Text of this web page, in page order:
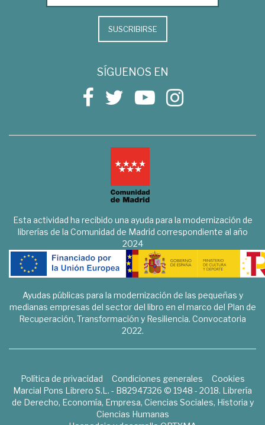
SUSCRIBIRSE
SÍGUENOS EN
Esta actividad ha recibido una ayuda para la modernización de
librerías de la Comunidad de Madrid correspondiente al año
2024
Ayudas públicas para la modernización de las pequeñas y
medianas empresas del sector del libro en el marco del Plan de
Recuperación, Transformación y Resiliencia. Convocatoria
2022.
Política de privacidad Condiciones generales
Cookies
Marcial Pons Librero S.L. - B82947326 © 1948 - 2018. Librería
de Derecho, Economía, Empresa, Ciencias Sociales, Historia y
Ciencias Humanas